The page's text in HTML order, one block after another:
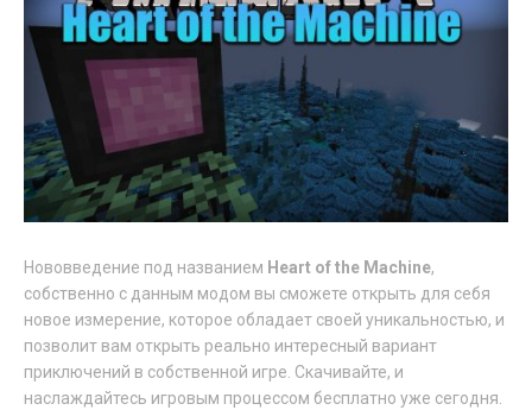
Нововведение под названием Heart of the Machine,
собственно с данным модом вы сможете открыть для себя
новое измерение, которое обладает своей уникальностью, и
позволит вам открыть реально интересный вариант
приключений в собственной игре. Скачивайте, и
наслаждайтесь игровым процессом бесплатно уже сегодня.